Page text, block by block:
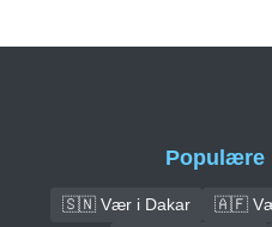
Populære
🇸🇳 Vær i Dakar 🇦🇫